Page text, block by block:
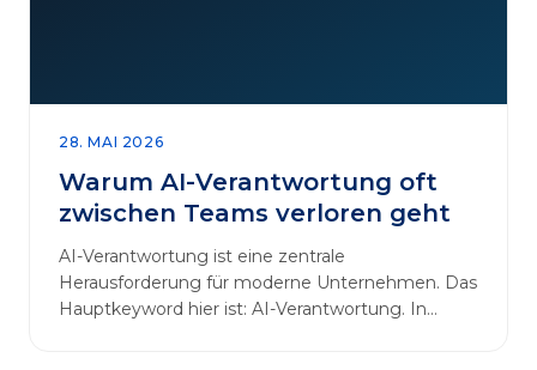
28. MAI 2026
Warum AI-Verantwortung oft
zwischen Teams verloren geht
AI-Verantwortung ist eine zentrale
Herausforderung für moderne Unternehmen. Das
Hauptkeyword hier ist: AI-Verantwortung. In